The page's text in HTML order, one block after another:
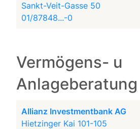
Sankt-Veit-Gasse 50
01/87848...-0
Vermögens- u
Anlageberatung
Allianz Investmentbank AG
Hietzinger Kai 101-105